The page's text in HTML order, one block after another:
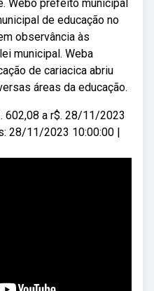
Webo prefeito municipal
de educação no
observância às
municipal. Weba
de cariacica abriu
áreas da educação.
602,08 a r$. 28/11/2023
28/11/2023 10:00:00 |